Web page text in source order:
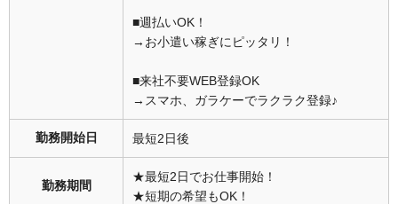
■週払いOK！
→お小遣い稼ぎにピッタリ！
■来社不要WEB登録OK
→スマホ、ガラケーでラクラク登録♪
勤務開始日 最短2日後
勤務期間
★最短2日でお仕事開始！
★短期の希望もOK！